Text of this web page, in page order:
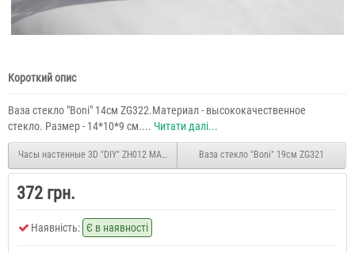
Короткий опис
Ваза стекло "Boni" 14см ZG322.Материал - высококачественное
стекло. Размер - 14*10*9 см.... Читати далі...
Часы настенные 3D "DIY" ZH012 МАЛЕНЬКИЕ сереброВаза стекло "Boni" 19см ZG321
372 грн.
Наявність: Є в наявності